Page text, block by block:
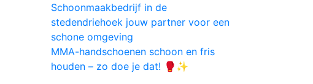
Schoonmaakbedrijf in de
stedendriehoek jouw partner voor een
schone omgeving
MMA-handschoenen schoon en fris
houden – zo doe je dat! 🥊✨